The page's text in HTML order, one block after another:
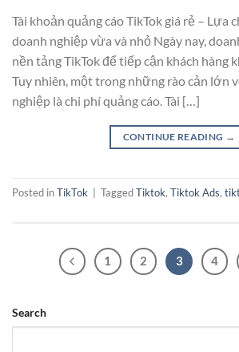
Tài khoản quảng cáo TikTok giá rẻ – Lựa
doanh nghiệp vừa và nhỏ Ngày nay,
nền tảng TikTok để tiếp cận khách hàng
Tuy nhiên, một trong những rào cản lớn
nghiệp là chi phí quảng cáo. Tài […]
CONTINUE READING →
Posted inTikTok | TaggedTiktok, Tiktok Ads,
1 2 3 4
Search